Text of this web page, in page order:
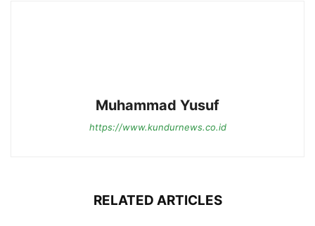
Muhammad Yusuf
https://www.kundurnews.co.id
RELATED ARTICLES